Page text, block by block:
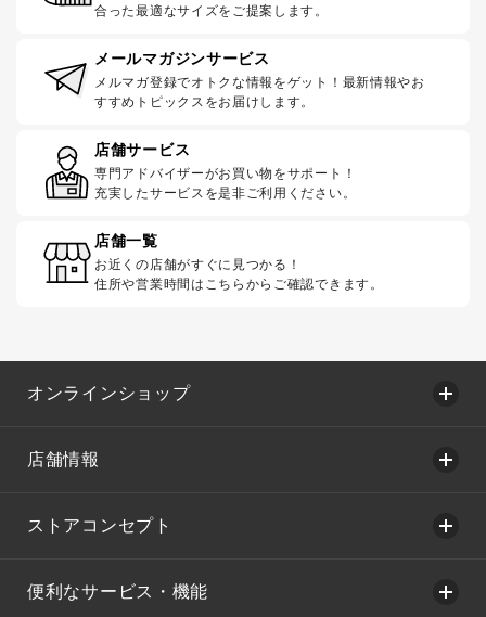
合った最適なサイズをご提案します。
メールマガジンサービス
メルマガ登録でオトクな情報をゲット！最新情報やお
すすめトピックスをお届けします。
店舗サービス
専門アドバイザーがお買い物をサポート！
充実したサービスを是非ご利用ください。
店舗一覧
お近くの店舗がすぐに見つかる！
住所や営業時間はこちらからご確認できます。
オンラインショップ
店舗情報
ストアコンセプト
便利なサービス・機能